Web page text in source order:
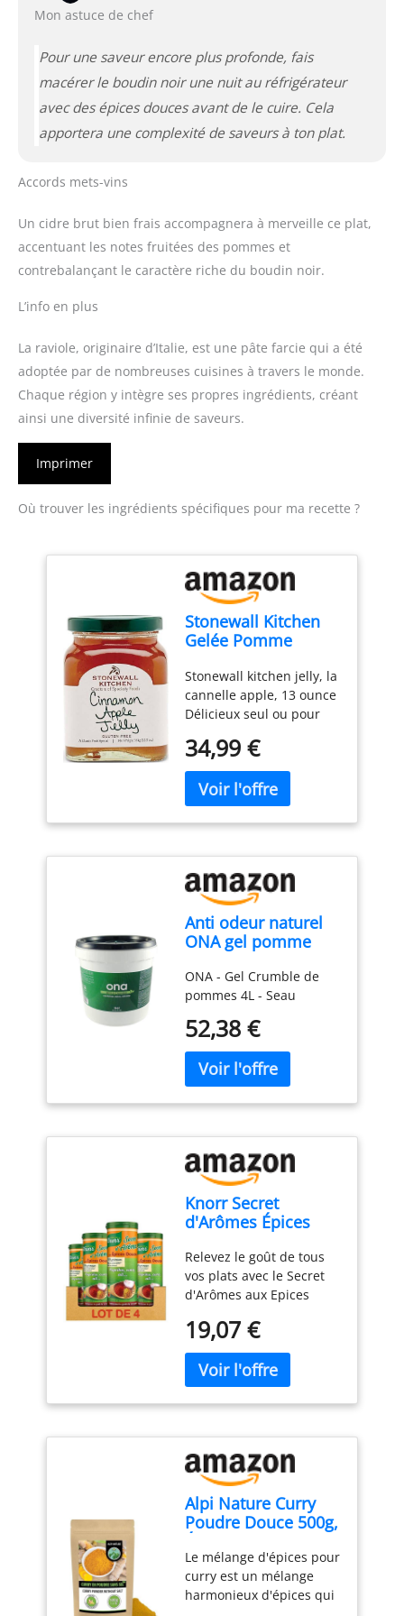
Mon astuce de chef
Pour une saveur encore plus profonde, fais
macérer le boudin noir une nuit au réfrigérateur
avec des épices douces avant de le cuire. Cela
apportera une complexité de saveurs à ton plat.
Accords mets-vins
Un cidre brut bien frais accompagnera à merveille ce plat,
accentuant les notes fruitées des pommes et
contrebalançant le caractère riche du boudin noir.
L’info en plus
La raviole, originaire d’Italie, est une pâte farcie qui a été
adoptée par de nombreuses cuisines à travers le monde.
Chaque région y intègre ses propres ingrédients, créant
ainsi une diversité infinie de saveurs.
Imprimer
Où trouver les ingrédients spécifiques pour ma recette ?
Stonewall Kitchen
Gelée Pomme
Marron
Stonewall kitchen jelly, la
cannelle apple, 13 ounce
Délicieux seul ou pour
tartes, des tartes et des
chips Comprend 1
Stonewall Kitchen Jelly,
Apple cannelle (13 oz)
Fabriqué aux Etats-Unis
produits gastronomiques
34,99 €
Anti odeur naturel
ONA gel pomme
ONA - Gel Crumble de
pommes 4L - Seau
52,38 €
Knorr Secret
d'Arômes Épices
4
Relevez le goût de tous
vos plats avec le Secret
d'Arômes aux Epices
paprika, curry, ail… Un
mélange avec des épices
et des aromates qui
apportera une note
subtilement relevée à
poudre est préparé sans
conservateur Réveillez
vos préparations en
quelques minutes :
d’Arômes aux Epices
Douces de Knorr en fin
de cuisson ou
19,07 €
Alpi Nature Curry
Poudre Douce 500g,
Poudre de Curry
Douce, Mélanges
d'Épices
Le mélange d'épices pour
curry est un mélange
harmonieux d'épices qui